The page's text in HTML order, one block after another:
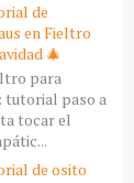
de
en Fieltro
🎄
para
tutorial paso a
tocar el
de osito